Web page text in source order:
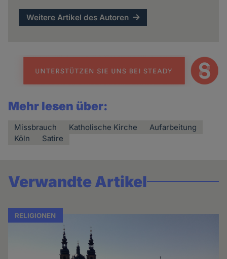
Weitere Artikel des Autoren
Mehr lesen über:
Missbrauch Katholische Kirche
Aufarbeitung
Köln
Satire
Verwandte Artikel
RELIGIONEN